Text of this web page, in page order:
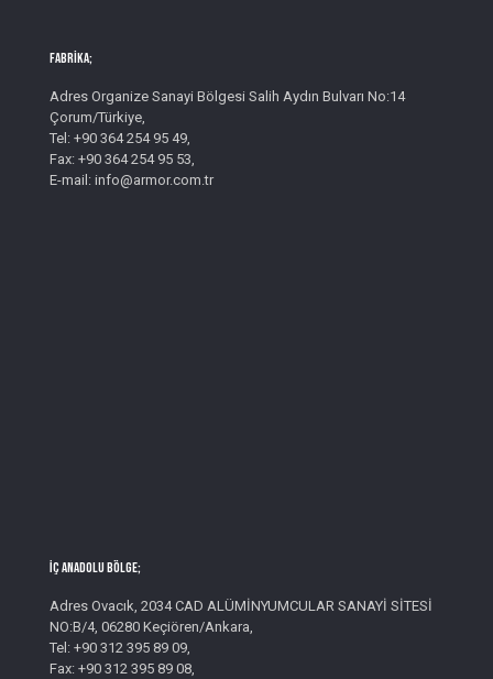
Fabrika;
Adres Organize Sanayi Bölgesi Salih Aydın Bulvarı No:14
Çorum/Türkiye,
Tel: +90 364 254 95 49,
Fax: +90 364 254 95 53,
E-mail: info@armor.com.tr
İç Anadolu Bölge;
Adres Ovacık, 2034 CAD ALÜMİNYUMCULAR SANAYİ SİTESİ
NO:B/4, 06280 Keçiören/Ankara,
Tel: +90 312 395 89 09,
Fax: +90 312 395 89 08,